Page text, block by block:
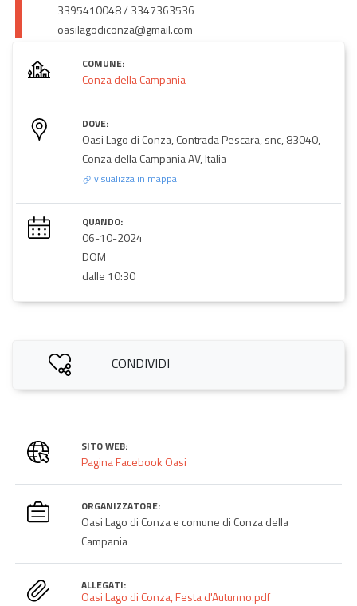
3395410048 / 3347363536
oasilagodiconza@gmail.com
COMUNE:
Conza della Campania
DOVE:
Oasi Lago di Conza, Contrada Pescara, snc, 83040,
Conza della Campania AV, Italia
visualizza in mappa
QUANDO:
06-10-2024
DOM
dalle 10:30
CONDIVIDI
SITO WEB:
Pagina Facebook Oasi
ORGANIZZATORE:
Oasi Lago di Conza e comune di Conza della
Campania
ALLEGATI:
Oasi Lago di Conza, Festa d'Autunno.pdf